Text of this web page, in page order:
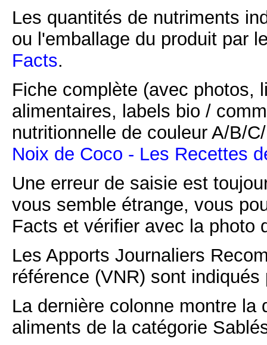
Les quantités de nutriments
ou l'emballage du produit par
Facts.
Fiche complète (avec photos,
alimentaires, labels bio /
nutritionnelle de couleur A/B/
Noix de Coco - Les Recettes
Une erreur de saisie est
vous semble étrange, vous
Facts et vérifier avec la photo
Les Apports Journaliers
référence (VNR) sont
La dernière colonne montre
aliments de la catégorie